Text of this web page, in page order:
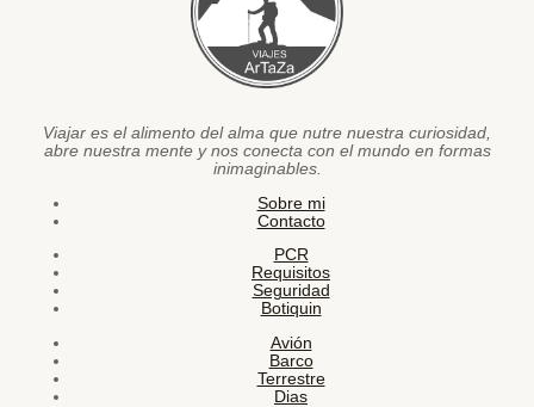
Viajar es el alimento del alma que nutre nuestra curiosidad,
abre nuestra mente y nos conecta con el mundo en formas
inimaginables.
Sobre mi
Contacto
PCR
Requisitos
Seguridad
Botiquin
Avión
Barco
Terrestre
Dias